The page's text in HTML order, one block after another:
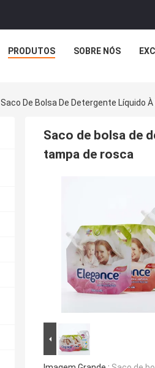
PRODUTOS SOBRE NÓS
Saco De Bolsa De Detergente Líquido
Saco de bolsa de
tampa de rosca